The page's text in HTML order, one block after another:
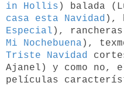
in Hollis ) balada
casa esta Navidad ),
Especial ),
Mi Nochebuena ),
Triste Navidad
Ajanel) y como no,
películas